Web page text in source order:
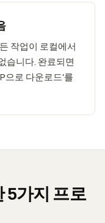
작업이 로컬에서
습니다. 완료되면
으로 다운로드'를
5가지 프로